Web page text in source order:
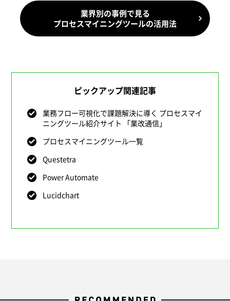
業界別の事例で見る
プロセスマイニングツールの活用法
ピックアップ関連記事
業務フロー可視化で課題解決に導く プロセスマイ
ニングツール紹介サイト 「業改通信」
プロセスマイニングツール一覧
Questetra
Power Automate
Lucidchart